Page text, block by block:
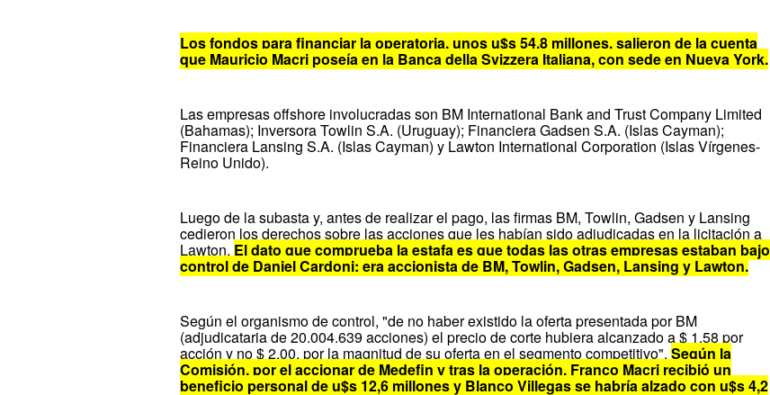
Los fondos para financiar la operatoria, unos u$s 54,8 millones, salieron de la cuenta
que Mauricio Macri poseía en la Banca della Svizzera Italiana, con sede en Nueva York.
Las empresas offshore involucradas son BM International Bank and Trust Company Limited
(Bahamas); Inversora Towlin S.A. (Uruguay); Financiera Gadsen S.A. (Islas Cayman);
Financiera Lansing S.A. (Islas Cayman) y Lawton International Corporation (Islas Vírgenes-
Reino Unido).
Luego de la subasta y, antes de realizar el pago, las firmas BM, Towlin, Gadsen y Lansing
cedieron los derechos sobre las acciones que les habían sido adjudicadas en la licitación a
Lawton. El dato que comprueba la estafa es que todas las otras empresas estaban bajo
control de Daniel Cardoni: era accionista de BM, Towlin, Gadsen, Lansing y Lawton.
Según el organismo de control, "de no haber existido la oferta presentada por BM
(adjudicataria de 20.004.639 acciones) el precio de corte hubiera alcanzado a $ 1,58 por
acción y no $ 2,00, por la magnitud de su oferta en el segmento competitivo".Según la
Comisión, por el accionar de Medefin y tras la operación, Franco Macri recibió un
beneficio personal de u$s 12,6 millones y Blanco Villegas se habría alzado con u$s 4,2